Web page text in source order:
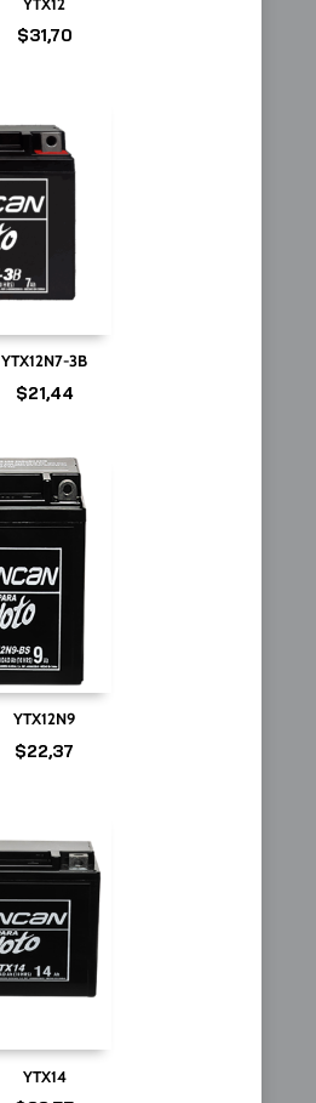
$31,70
YTX12N7-3B
$21,44
YTX12N9
$22,37
YTX14